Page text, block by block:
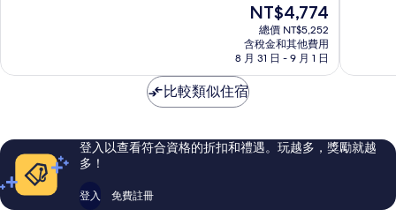
棒
評
論
現
在
價
格
為
NT$4,774
NT$4,774
總價 NT$5,252
含稅金和其他費用
8 月 31 日 - 9 月 1 日
錯
評
論
比較類似住宿
登入以查看符合資格的折扣和禮遇。玩越多，獎勵就越
多！
登入 免費註冊